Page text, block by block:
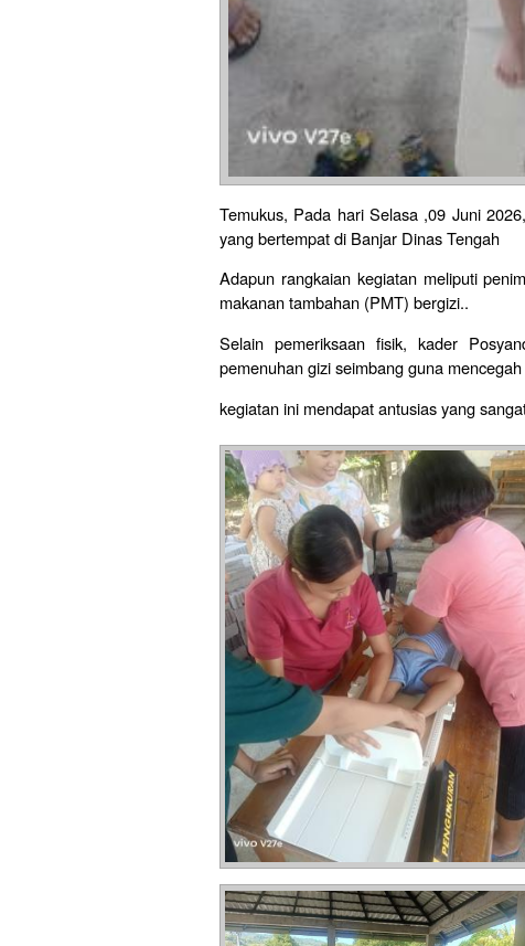
Temukus, Pada hari Selasa ,09 Juni
yang bertempat di Banjar Dinas Tengah
Adapun rangkaian kegiatan meliputi
makanan tambahan (PMT) bergizi..
Selain pemeriksaan fisik, kader
pemenuhan gizi seimbang guna
kegiatan ini mendapat antusias yang